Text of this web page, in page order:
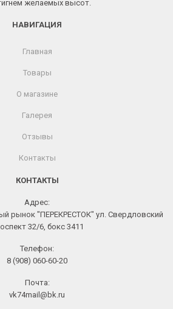
желаемых высот.
НАВИГАЦИЯ
Главная
Товары
О магазине
Галерея
Отзывы
Контакты
КОНТАКТЫ
Адрес:
рынок "ПЕРЕКРЕСТОК" ул. Свердловский
32/6, бокс 3411
Телефон:
8 (908) 060-60-20
Почта:
vk74mail@bk.ru